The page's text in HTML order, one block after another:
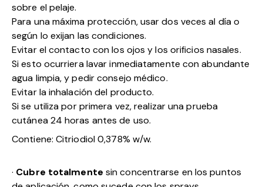
sobre el pelaje.
Para una máxima protección, usar dos veces al día o
según lo exijan las condiciones.
Evitar el contacto con los ojos y los orificios nasales.
Si esto ocurriera lavar inmediatamente con abundante
agua limpia, y pedir consejo médico.
Evitar la inhalación del producto.
Si se utiliza por primera vez, realizar una prueba
cutánea 24 horas antes de uso.
Contiene: Citriodiol 0,378% w/w.
· Cubre totalmente sin concentrarse en los puntos